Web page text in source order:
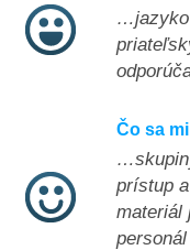
Čo sa
prístup
materiál